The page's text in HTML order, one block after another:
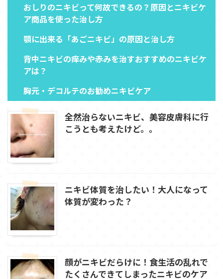
おしりのニキビって何故できるの？原因とニキビケ
ア商品を使った治し方
顎に出来る「あごニキビ」の原因と治し方
背中ニキビの痒みや赤みを治すおすすめのニキビケ
アは？
胸元・デコルテのお勧めニキビケア
全然治らないニキビ、美容皮膚科に行
こうとも考えたけど。。
ニキビ体質を治したい！大人になって
体質が変わった？
顔がニキビだらけに！食生活の乱れで
たくさんできてしまったニキビのケア